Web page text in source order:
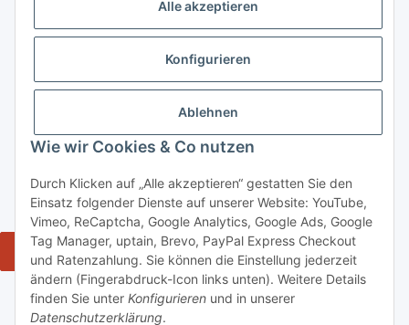
Alle akzeptieren
Konfigurieren
Ablehnen
Wie wir Cookies & Co nutzen
Durch Klicken auf „Alle akzeptieren“ gestatten Sie den
Einsatz folgender Dienste auf unserer Website: YouTube,
Vimeo, ReCaptcha, Google Analytics, Google Ads, Google
Tag Manager, uptain, Brevo, PayPal Express Checkout
und Ratenzahlung. Sie können die Einstellung jederzeit
ändern (Fingerabdruck-Icon links unten). Weitere Details
finden Sie unter Konfigurieren und in unserer
Datenschutzerklärung.
Wirkung für die Zukunft über den Link in unserem Newsletter
abbestellen / widerrufen.
Gesetzliche Informationen
Informationen
Widerrufsbutton
* Alle Preise inkl. gesetzlicher USt., zzgl. Versand 5,50€, ab 120€
versandkostenfrei - Verkauf von alkoholische Getränke ausschließlich an
Personen ab 18 Jahren.